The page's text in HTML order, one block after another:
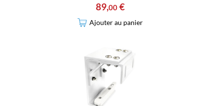
89,00 €
Ajouter au panier